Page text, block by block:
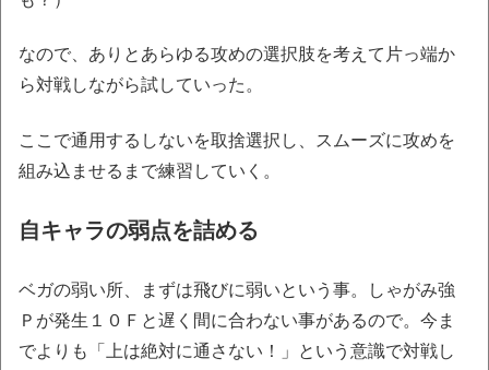
なので、ありとあらゆる攻めの選択肢を考えて片っ端か
ら対戦しながら試していった。
ここで通用するしないを取捨選択し、スムーズに攻めを
組み込ませるまで練習していく。
自キャラの弱点を詰める
ベガの弱い所、まずは飛びに弱いという事。しゃがみ強
Ｐが発生１０Ｆと遅く間に合わない事があるので。今ま
でよりも「上は絶対に通さない！」という意識で対戦し